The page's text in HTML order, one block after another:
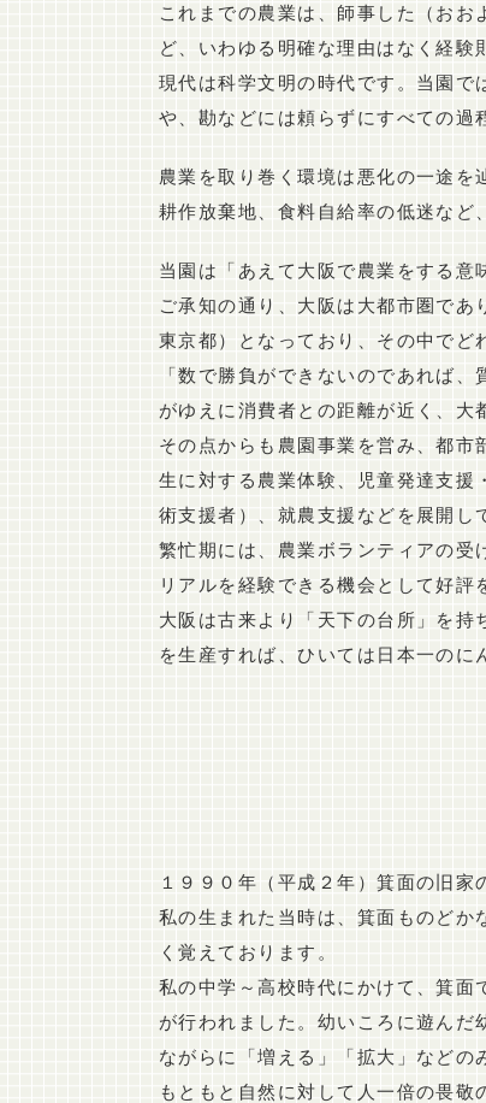
これまでの農業は、師事した（お
ど、いわゆる明確な理由はなく経験
現代は科学文明の時代です。当園で
や、勘などには頼らずにすべての過
農業を取り巻く環境は悪化の一途を
耕作放棄地、食料自給率の低迷など
当園は「あえて大阪で農業をする意
ご承知の通り、大阪は大都市圏で
東京都）となっており、その中でど
「数で勝負ができないのであれば
がゆえに消費者との距離が近く、大
その点からも農園事業を営み、都
生に対する農業体験、児童発達支援
術支援者）、就農支援などを展開し
繁忙期には、農業ボランティアの受
リアルを経験できる機会として好評
大阪は古来より「天下の台所」を持
を生産すれば、ひいては日本一のに
１９９０年（平成２年）箕面の旧家
私の生まれた当時は、箕面ものどか
く覚えております。
私の中学～高校時代にかけて、箕面
が行われました。幼いころに遊んだ
ながらに「増える」「拡大」などの
もともと自然に対して人一倍の畏